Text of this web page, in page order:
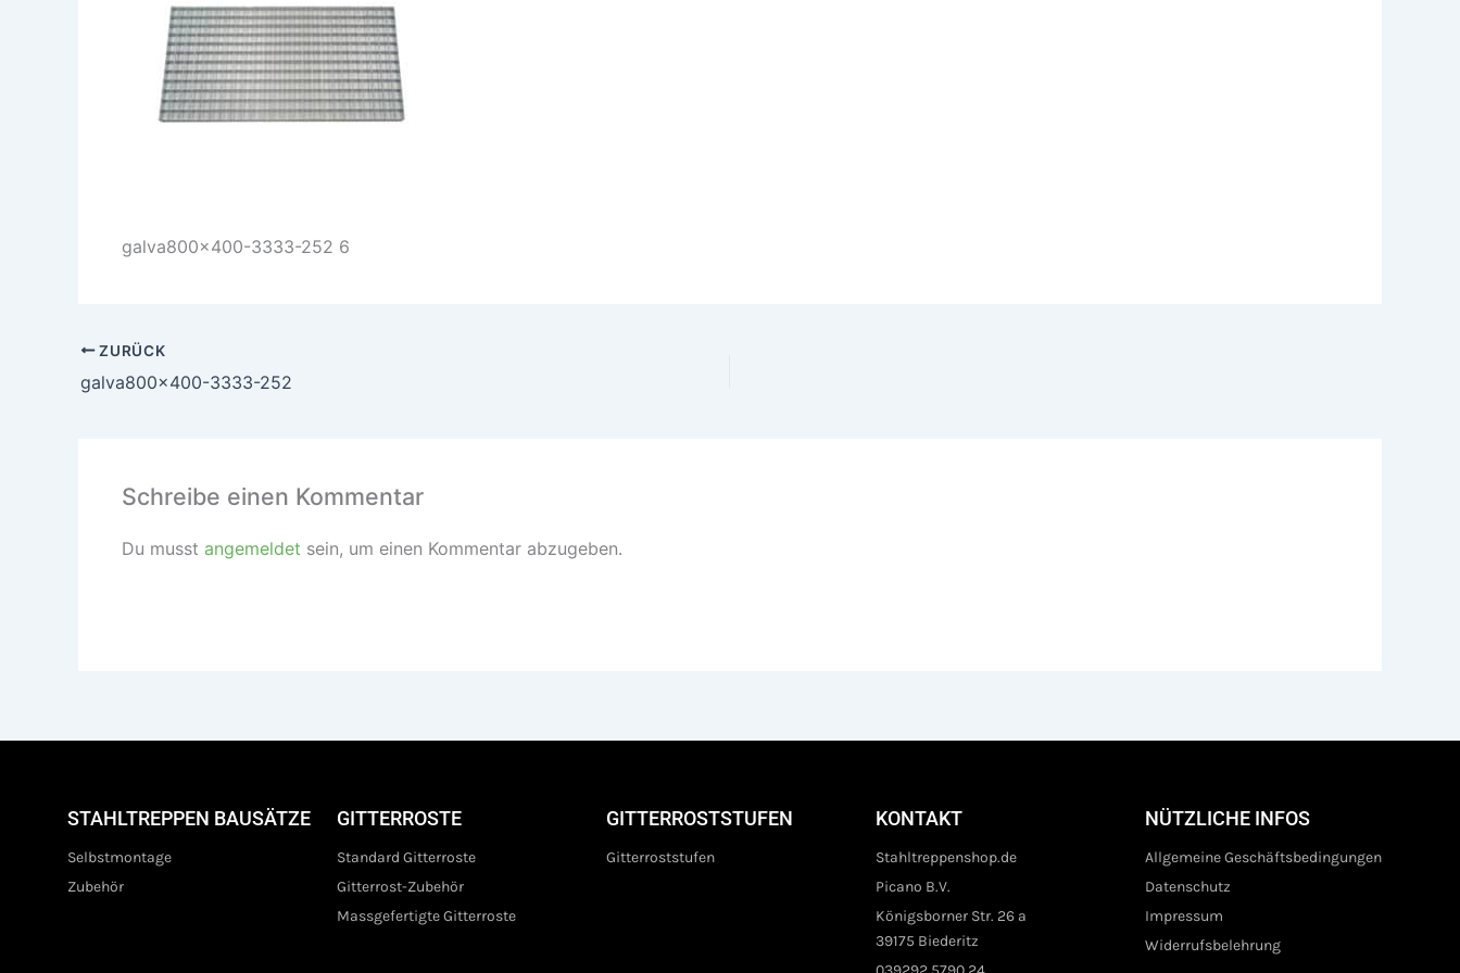
galva800x400-3333-252 6
ZURÜCK
galva800x400-3333-252
Schreibe einen Kommentar
Du musst angemeldet sein, um einen Kommentar abzugeben.
STAHLTREPPEN BAUSÄTZE
Selbstmontage
Zubehör
GITTERROSTE
Standard Gitterroste
Gitterrost-Zubehör
Massgefertigte Gitterroste
GITTERROSTSTUFEN
Gitterroststufen
KONTAKT
Stahltreppenshop.de
Picano B.V.
Königsborner Str. 26 a
39175 Biederitz
NÜTZLICHE INFOS
Allgemeine Geschäftsbedingungen
Datenschutz
Impressum
Widerrufsbelehrung